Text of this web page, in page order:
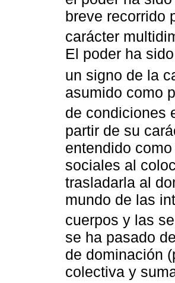
breve recorrido
carácter
El poder ha
un signo de la
asumido como
de condiciones
partir de su
entendido
sociales al
trasladarla al
mundo de las
cuerpos y las
se ha pasado
de dominación
colectiva y